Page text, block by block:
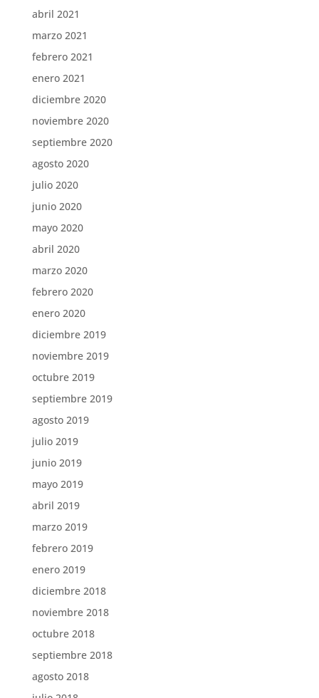
abril 2021
marzo 2021
febrero 2021
enero 2021
diciembre 2020
noviembre 2020
septiembre 2020
agosto 2020
julio 2020
junio 2020
mayo 2020
abril 2020
marzo 2020
febrero 2020
enero 2020
diciembre 2019
noviembre 2019
octubre 2019
septiembre 2019
agosto 2019
julio 2019
junio 2019
mayo 2019
abril 2019
marzo 2019
febrero 2019
enero 2019
diciembre 2018
noviembre 2018
octubre 2018
septiembre 2018
agosto 2018